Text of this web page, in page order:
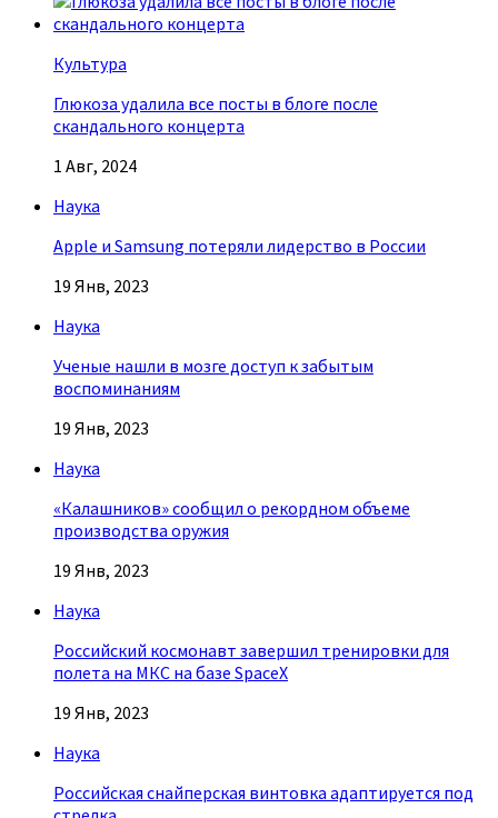
Культура
Глюкоза удалила все посты в блоге после
скандального концерта
1 Авг, 2024
Наука
Apple и Samsung потеряли лидерство в России
19 Янв, 2023
Наука
Ученые нашли в мозге доступ к забытым
воспоминаниям
19 Янв, 2023
Наука
«Калашников» сообщил о рекордном объеме
производства оружия
19 Янв, 2023
Наука
Российский космонавт завершил тренировки для
полета на МКС на базе SpaceX
19 Янв, 2023
Наука
Российская снайперская винтовка адаптируется под